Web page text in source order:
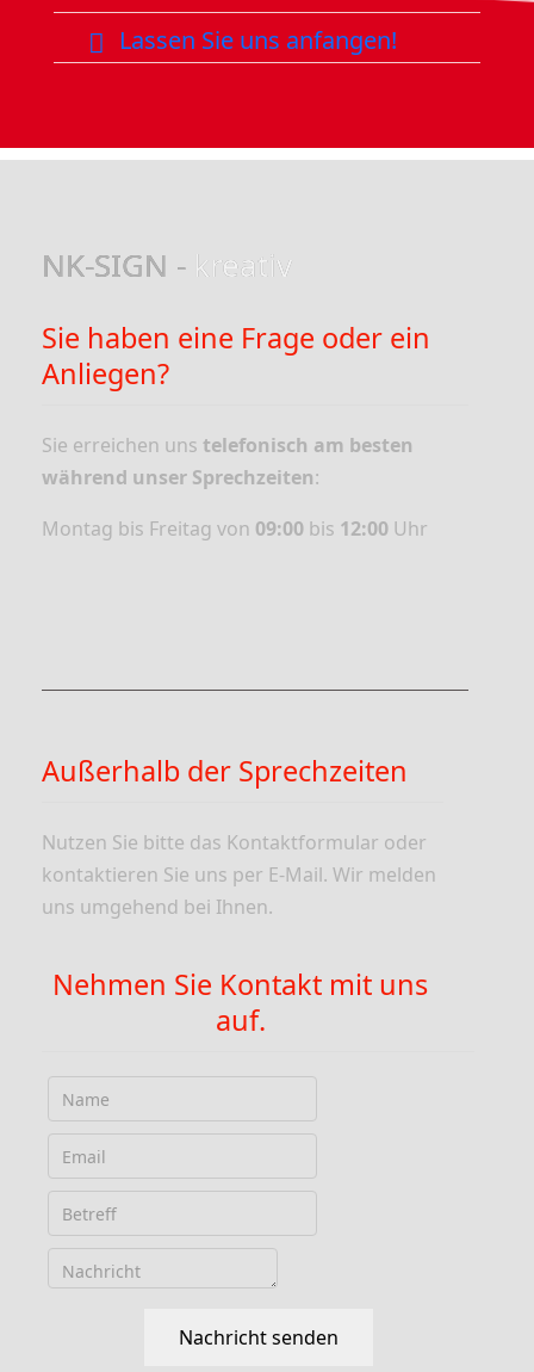
Lassen Sie uns anfangen!
NK-SIGN - kreativ
Sie haben eine Frage oder ein
Anliegen?
Sie erreichen uns telefonisch am besten
während unser Sprechzeiten:
Montag bis Freitag von 09:00 bis 12:00 Uhr
Außerhalb der Sprechzeiten
Nutzen Sie bitte das Kontaktformular oder
kontaktieren Sie uns per E-Mail. Wir melden
uns umgehend bei Ihnen.
Nehmen Sie Kontakt mit uns
auf.
Nachricht senden